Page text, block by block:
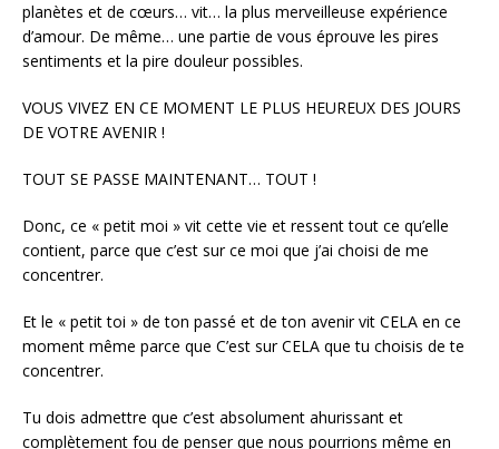
planètes et de cœurs… vit… la plus merveilleuse expérience
d’amour. De même… une partie de vous éprouve les pires
sentiments et la pire douleur possibles.
VOUS VIVEZ EN CE MOMENT LE PLUS HEUREUX DES JOURS
DE VOTRE AVENIR !
TOUT SE PASSE MAINTENANT… TOUT !
Donc, ce « petit moi » vit cette vie et ressent tout ce qu’elle
contient, parce que c’est sur ce moi que j’ai choisi de me
concentrer.
Et le « petit toi » de ton passé et de ton avenir vit CELA en ce
moment même parce que C’est sur CELA que tu choisis de te
concentrer.
Tu dois admettre que c’est absolument ahurissant et
complètement fou de penser que nous pourrions même en